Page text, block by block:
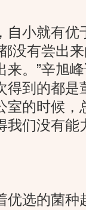
小就有优
没有尝出
。”辛旭
得到的都是
室的时候
我们没有能
选的菌种